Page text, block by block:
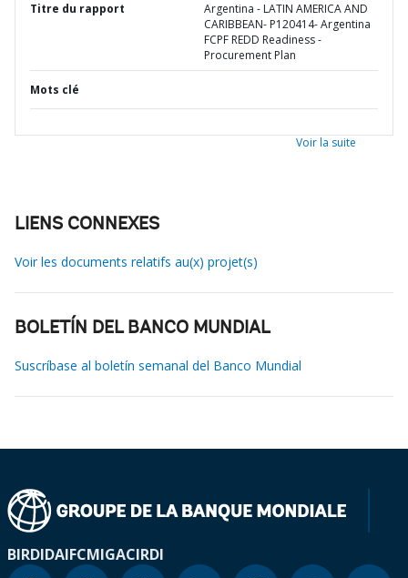
Titre du rapport
Argentina - LATIN AMERICA AND
CARIBBEAN- P120414- Argentina
FCPF REDD Readiness -
Procurement Plan
Mots clé
Voir la suite
LIENS CONNEXES
Voir les documents relatifs au(x) projet(s)
BOLETÍN DEL BANCO MUNDIAL
Suscríbase al boletín semanal del Banco Mundial
BIRDIDAIFCMIGACIRDI